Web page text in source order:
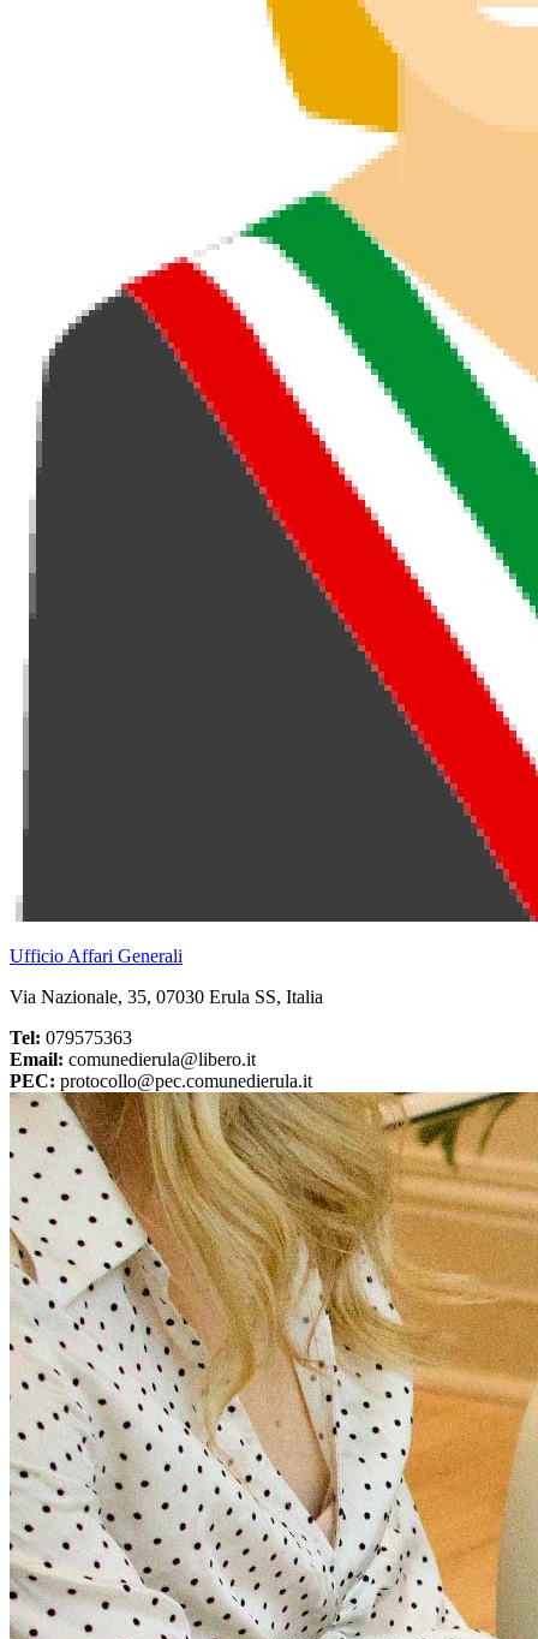
Ufficio Affari Generali
Via Nazionale, 35, 07030 Erula SS, Italia
Tel: 079575363
Email: comunedierula@libero.it
PEC: protocollo@pec.comunedierula.it